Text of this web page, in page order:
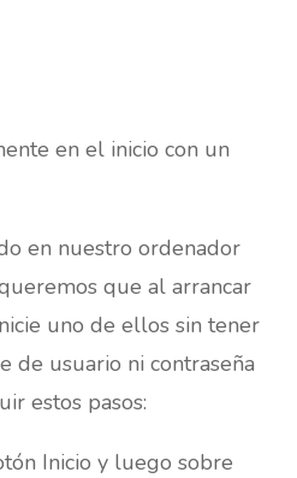
en el inicio con un
en nuestro ordenador
que al arrancar
uno de ellos sin tener
de usuario ni contraseña
estos pasos:
Inicio y luego sobre